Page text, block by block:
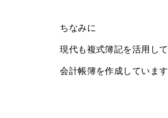
ちなみに
現代も複式簿記を活用して
会計帳簿を作成しています